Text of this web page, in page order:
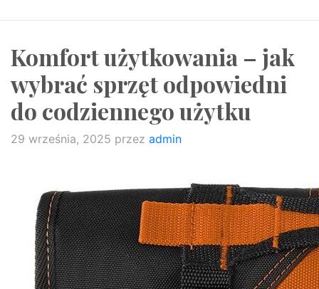
Komfort użytkowania – jak
wybrać sprzęt odpowiedni
do codziennego użytku
29 września, 2025 przez admin